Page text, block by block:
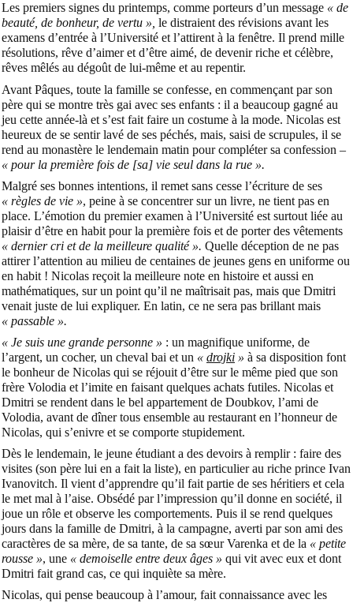
Les premiers signes du printemps, comme porteurs d’un message « de
beauté, de bonheur, de vertu », le distraient des révisions avant les
examens d’entrée à l’Université et l’attirent à la fenêtre. Il prend mille
résolutions, rêve d’aimer et d’être aimé, de devenir riche et célèbre,
rêves mêlés au dégoût de lui-même et au repentir.
Avant Pâques, toute la famille se confesse, en commençant par son
père qui se montre très gai avec ses enfants : il a beaucoup gagné au
jeu cette année-là et s’est fait faire un costume à la mode. Nicolas est
heureux de se sentir lavé de ses péchés, mais, saisi de scrupules, il se
rend au monastère le lendemain matin pour compléter sa confession –
« pour la première fois de [sa] vie seul dans la rue ».
Malgré ses bonnes intentions, il remet sans cesse l’écriture de ses
« règles de vie », peine à se concentrer sur un livre, ne tient pas en
place. L’émotion du premier examen à l’Université est surtout liée au
plaisir d’être en habit pour la première fois et de porter des vêtements
« dernier cri et de la meilleure qualité ». Quelle déception de ne pas
attirer l’attention au milieu de centaines de jeunes gens en uniforme ou
en habit ! Nicolas reçoit la meilleure note en histoire et aussi en
mathématiques, sur un point qu’il ne maîtrisait pas, mais que Dmitri
venait juste de lui expliquer. En latin, ce ne sera pas brillant mais
« passable ».
« Je suis une grande personne » : un magnifique uniforme, de
l’argent, un cocher, un cheval bai et un « drojki » à sa disposition font
le bonheur de Nicolas qui se réjouit d’être sur le même pied que son
frère Volodia et l’imite en faisant quelques achats futiles. Nicolas et
Dmitri se rendent dans le bel appartement de Doubkov, l’ami de
Volodia, avant de dîner tous ensemble au restaurant en l’honneur de
Nicolas, qui s’enivre et se comporte stupidement.
Dès le lendemain, le jeune étudiant a des devoirs à remplir : faire des
visites (son père lui en a fait la liste), en particulier au riche prince Ivan
Ivanovitch. Il vient d’apprendre qu’il fait partie de ses héritiers et cela
le met mal à l’aise. Obsédé par l’impression qu’il donne en société, il
joue un rôle et observe les comportements. Puis il se rend quelques
jours dans la famille de Dmitri, à la campagne, averti par son ami des
caractères de sa mère, de sa tante, de sa sœur Varenka et de la « petite
rousse », une « demoiselle entre deux âges » qui vit avec eux et dont
Dmitri fait grand cas, ce qui inquiète sa mère.
Nicolas, qui pense beaucoup à l’amour, fait connaissance avec les